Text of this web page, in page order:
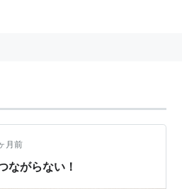
月前
ながらない！